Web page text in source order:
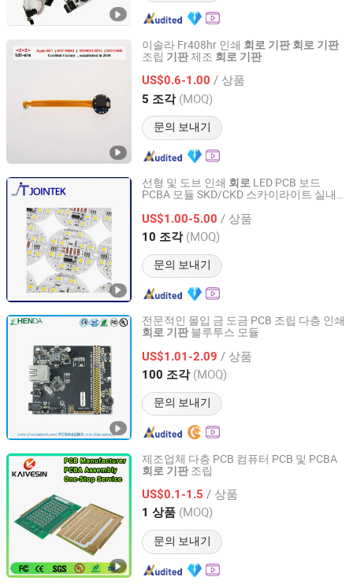
이솔라 Fr408hr 인쇄 회로 기판 회로 기판
조립 기판제조 회로 기판
US$0.6-1.00 / 상품
5 조각 (MOQ)
문의 보내기
Shenzhen Tianditong Electronics Co., Ltd
Guangdong, China 이후 2025
선형 및 도브 인쇄 회로 LED PCB 보드
PCBA 모듈 SKD/CKD 스카이라이트 실내
US$1.00-5.00 / 상품
10 조각 (MOQ)
문의 보내기
Zhuhai Jointek Electric Co., Ltd.
Guangdong, China 이후 2026
전문적인 몰입 금 도금 PCB 조립 다층 인쇄
회로 기판블루투스 모듈
US$1.01-2.09 / 상품
100 조각 (MOQ)
문의 보내기
Shenzhen Zhendatech Co., Ltd.
Guangdong, China 이후 2016
제조업체 다층 PCB 컴퓨터 PCB 및 PCBA
회로 기판조립
US$0.1-1.5 / 상품
1 상품 (MOQ)
문의 보내기
Guangzhou Kevis Electronic Technology Co., Ltd.
Guangdong, China 이후 2024